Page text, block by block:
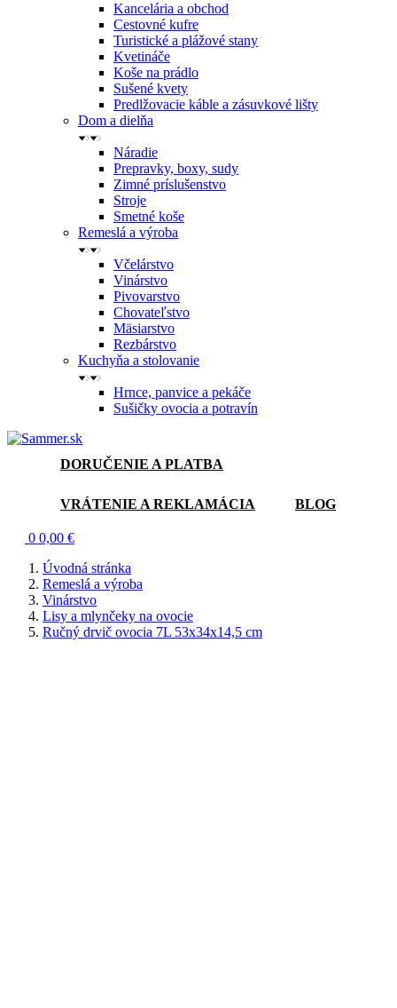
Kancelária a obchod
Cestovné kufre
Turistické a plážové stany
Kvetináče
Koše na prádlo
Sušené kvety
Predlžovacie káble a zásuvkové lišty
Dom a dielňa
Náradie
Prepravky, boxy, sudy
Zimné príslušenstvo
Stroje
Smetné koše
Remeslá a výroba
Včelárstvo
Vinárstvo
Pivovarstvo
Chovateľstvo
Mäsiarstvo
Rezbárstvo
Kuchyňa a stolovanie
Hrnce, panvice a pekáče
Sušičky ovocia a potravín
DORUČENIE A PLATBA
VRÁTENIE A REKLAMÁCIA BLOG
0 0,00 €
Úvodná stránka
Remeslá a výroba
Vinárstvo
Lisy a mlynčeky na ovocie
Ručný drvič ovocia 7L 53x34x14,5 cm